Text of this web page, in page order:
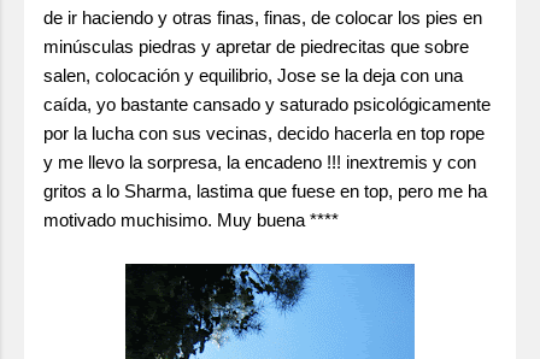
de ir haciendo y otras finas, finas, de colocar los pies en
minúsculas piedras y apretar de piedrecitas que sobre
salen, colocación y equilibrio, Jose se la deja con una
caída, yo bastante cansado y saturado psicológicamente
por la lucha con sus vecinas, decido hacerla en top rope
y me llevo la sorpresa, la encadeno !!! inextremis y con
gritos a lo Sharma, lastima que fuese en top, pero me ha
motivado muchisimo. Muy buena ****